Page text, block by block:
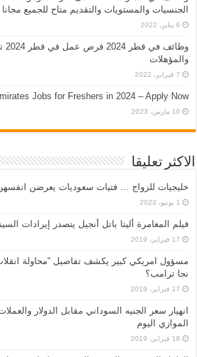
الجنسيات والمستويات والتقديم متاح للجميع مجانا
6 يناير، 2022
والمؤهلات
7 فبراير، 2022
Jobs for Freshers in 2024 – Apply Now
10 مارس، 2023
الاكثر تعليقا
خليجيات للزواج … فتيات سعوديات يعرضن
1 يونيو، 2023
فيلم المغامرة أليتا‭ ‬باتل أنجيل يتصدر إيرادات السينما الأمريكية هذا الاسبوع
17 فبراير، 2019
مسؤول امريكي كبير يكشف تفاصيل “محاولة
نجا ترامب؟
17 فبراير، 2019
انهيار سعر الجنيه السوداني مقابل الدولار
الموازي اليوم
18 فبراير، 2019